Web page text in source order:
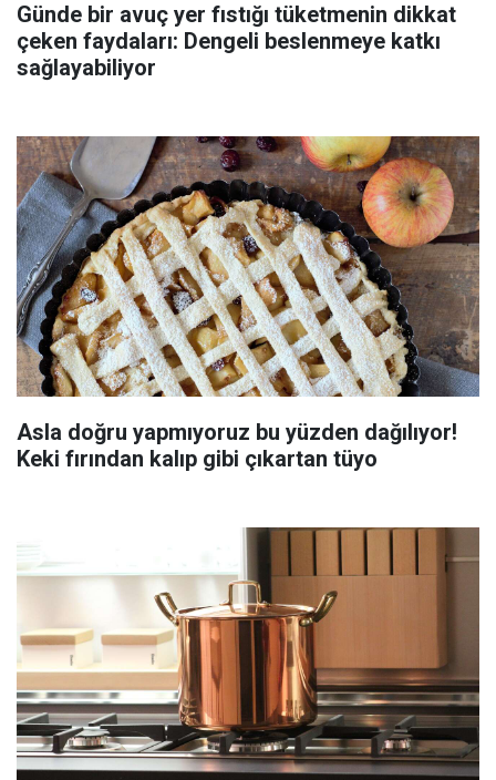
Günde bir avuç yer fıstığı tüketmenin dikkat
çeken faydaları: Dengeli beslenmeye katkı
sağlayabiliyor
Asla doğru yapmıyoruz bu yüzden dağılıyor!
Keki fırından kalıp gibi çıkartan tüyo